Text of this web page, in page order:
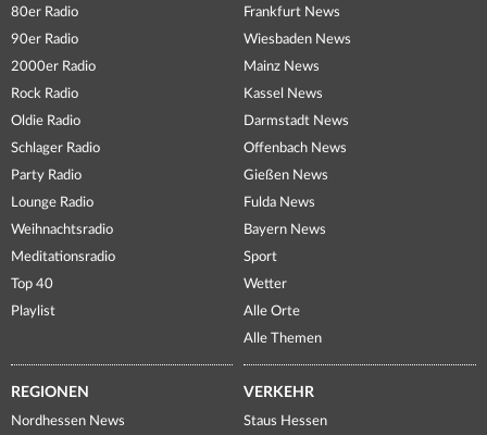
80er Radio
90er Radio
2000er Radio
Rock Radio
Oldie Radio
Schlager Radio
Party Radio
Lounge Radio
Weihnachtsradio
Meditationsradio
Top 40
Playlist
Frankfurt News
Wiesbaden News
Mainz News
Kassel News
Darmstadt News
Offenbach News
Gießen News
Fulda News
Bayern News
Sport
Wetter
Alle Orte
Alle Themen
REGIONEN
Nordhessen News
VERKEHR
Staus Hessen